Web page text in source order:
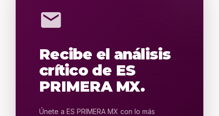
mail
Recibe el análisis
crítico de ES
PRIMERA MX.
Únete a ES PRIMERA MX con lo más